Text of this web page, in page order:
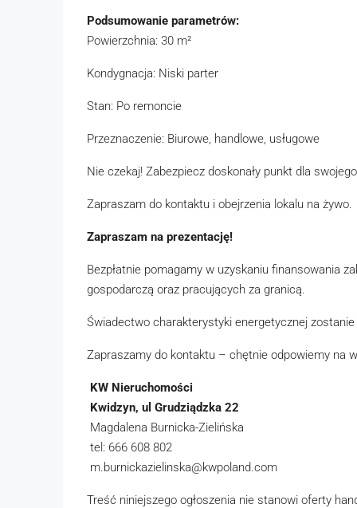
Podsumowanie parametrów:
Powierzchnia: 30 m²
Kondygnacja: Niski parter
Stan: Po remoncie
Przeznaczenie: Biurowe, handlowe, usługowe
Nie czekaj! Zabezpiecz doskonały punkt dla
Zapraszam do kontaktu i obejrzenia lokalu na żywo.
Zapraszam na prezentację!
Bezpłatnie pomagamy w uzyskaniu finansowania
gospodarczą oraz pracujących za granicą.
Świadectwo charakterystyki energetycznej
Zapraszamy do kontaktu – chętnie odpowiemy na
KW Nieruchomości
Kwidzyn, ul Grudziądzka 22
Magdalena Burnicka-Zielińska
tel: 666 608 802
m.burnickazielinska@kwpoland.com
Treść niniejszego ogłoszenia nie stanowi oferty